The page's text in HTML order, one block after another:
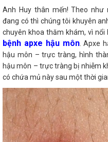
Anh Huy thân mến! Theo
đang có thì chúng tôi khuyên
chuyên khoa thăm khám, vì
bệnh apxe hậu môn. Apxe
hậu môn – trực tràng, hình
hậu môn – trực tràng bị nhiễm
có chứa mủ này sau một thời